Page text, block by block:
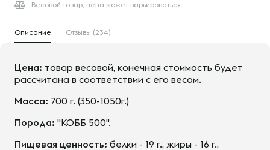
Весовой товар, цена может варьироваться
Описание Отзывы (234)
Цена: товар весовой, конечная стоимость будет
рассчитана в соответствии с его весом.
Масса: 700 г. (350-1050г.)
Порода: "КОББ 500".
Пищевая ценность: белки - 19 г., жиры - 16 г.,